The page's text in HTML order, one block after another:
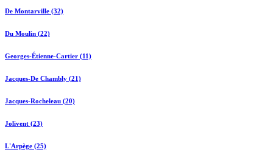
De Montarville (32)
Du Moulin (22)
Georges-Étienne-Cartier (11)
Jacques-De Chambly (21)
Jacques-Rocheleau (20)
Jolivent (23)
L'Arpège (25)